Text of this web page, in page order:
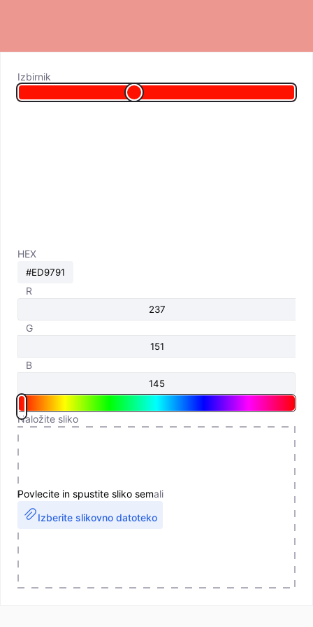
Izbirnik
HEX
R
G
B
Naložite sliko
Povlecite in spustite sliko semali
Izberite slikovno datoteko